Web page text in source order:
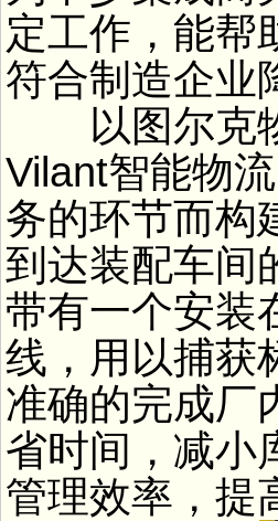
定工作，能帮
符合制造企业
以图尔克物
Vilant智能物
务的环节而构
到达装配车间
带有一个安装
线，用以捕获
准确的完成厂
省时间，减小
管理效率，提